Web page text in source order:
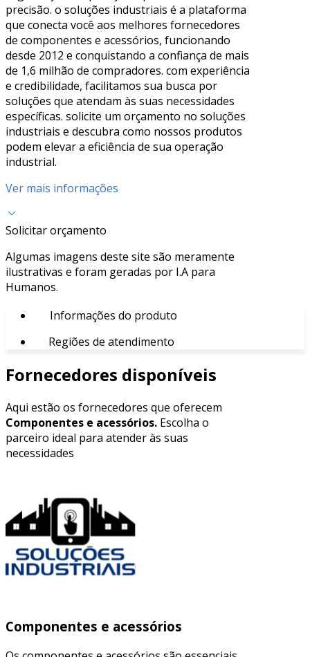
precisão. o soluções industriais é a plataforma
que conecta você aos melhores fornecedores
de componentes e acessórios, funcionando
desde 2012 e conquistando a confiança de mais
de 1,6 milhão de compradores. com experiência
e credibilidade, facilitamos sua busca por
soluções que atendam às suas necessidades
específicas. solicite um orçamento no soluções
industriais e descubra como nossos produtos
podem elevar a eficiência de sua operação
industrial.
Ver mais informações
Solicitar orçamento
Algumas imagens deste site são meramente
ilustrativas e foram geradas por I.A para
Humanos.
Informações do produto
Regiões de atendimento
Fornecedores disponíveis
Aqui estão os fornecedores que oferecem
Componentes e acessórios. Escolha o
parceiro ideal para atender às suas
necessidades
Componentes e acessórios